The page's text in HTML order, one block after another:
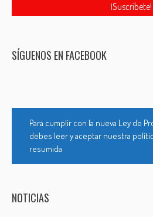
SÍGUENOS EN FACEBOOK
Para cumplir con la nueva Ley de
debes leer y aceptar nuestra
resumida
NOTICIAS